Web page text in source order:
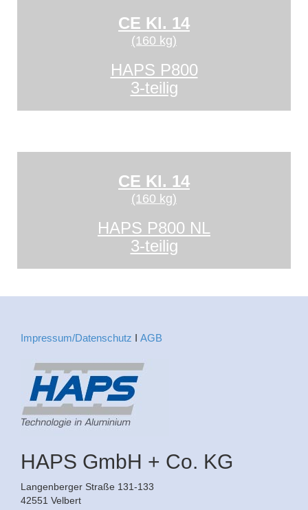
CE Kl. 14
(160 kg)
HAPS P800
3-teilig
CE Kl. 14
(160 kg)
HAPS P800 NL
3-teilig
Impressum/Datenschutz AGB
HAPS GmbH + Co. KG
Langenberger Straße 131-133
42551 Velbert